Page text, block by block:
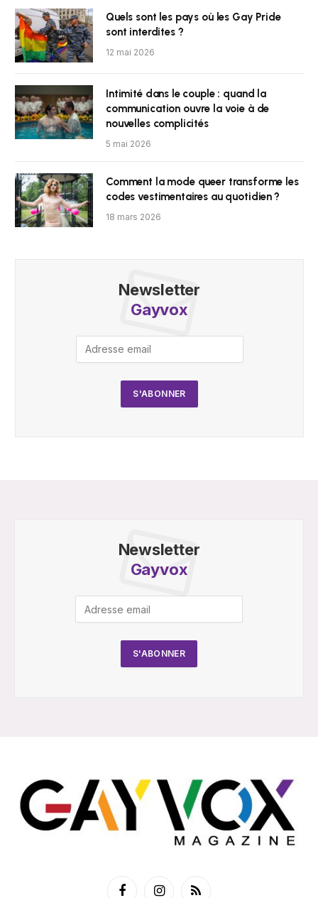
Quels sont les pays où les Gay Pride
sont interdites ?
12 mai 2026
Intimité dans le couple : quand la
communication ouvre la voie à de
nouvelles complicités
5 mai 2026
Comment la mode queer transforme les
codes vestimentaires au quotidien ?
18 mars 2026
Newsletter
Gayvox
Newsletter
Gayvox